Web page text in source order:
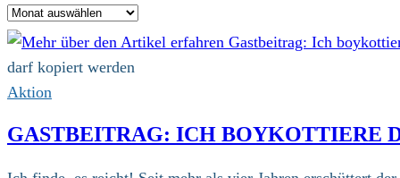
Archiv
darf kopiert werden
Aktion
GASTBEITRAG: ICH BOYKOTTIERE